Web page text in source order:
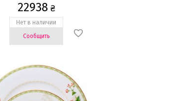
22938 ₴
Нет в наличии
Сообщить